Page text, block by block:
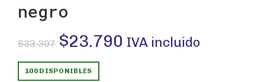
negro
$33.307 El
precio
$23.790 El
IVA incluido
100 DISPONIBLES